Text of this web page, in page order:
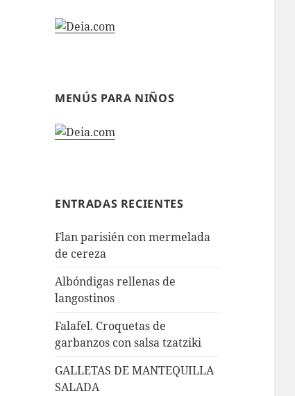
MENÚS PARA NIÑOS
ENTRADAS RECIENTES
Flan parisién con mermelada
de cereza
Albóndigas rellenas de
langostinos
Falafel. Croquetas de
garbanzos con salsa tzatziki
GALLETAS DE MANTEQUILLA
SALADA